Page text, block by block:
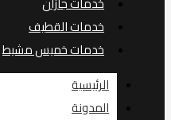
خدمات القطيف
خدمات خميس مشيط
الرئيسية
المدونة